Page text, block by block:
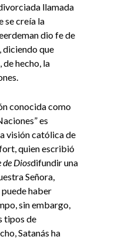
llamada
se creía la
dio fe de
diciendo que
hecho, la
conocida como
es
visión católica de
quien escribió
de Diosdifundir una
Señora,
haber
sin embargo,
tipos de
Satanás ha